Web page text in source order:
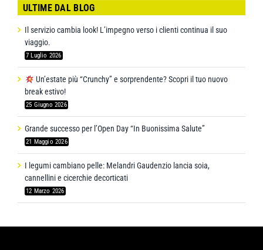
ULTIME DAL BLOG
Il servizio cambia look! L’impegno verso i clienti continua il suo
viaggio.
7 Luglio 2026
Un’estate più “Crunchy” e sorprendente? Scopri il tuo nuovo
break estivo!
25 Giugno 2026
Grande successo per l’Open Day “In Buonissima Salute”
21 Maggio 2026
I legumi cambiano pelle: Melandri Gaudenzio lancia soia,
cannellini e cicerchie decorticati
12 Marzo 2026